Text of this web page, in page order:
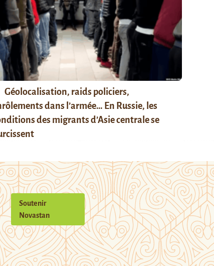
Géolocalisation, raids policiers,
dans l’armée… En Russie, les
des migrants d’Asie centrale se
Soutenir
Novastan